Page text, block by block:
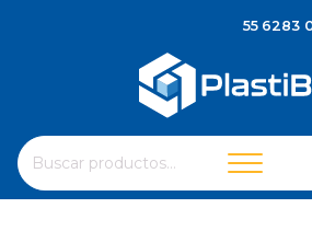
55 6283
Buscar
por:
Cuando hay resultados